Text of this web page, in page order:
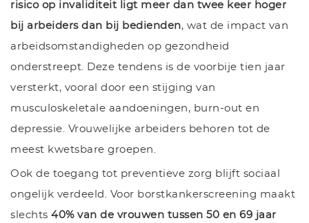
risico op invaliditeit ligt meer dan twee keer hoger
bij arbeiders dan bij bedienden, wat de impact van
arbeidsomstandigheden op gezondheid
onderstreept. Deze tendens is de voorbije tien jaar
versterkt, vooral door een stijging van
musculoskeletale aandoeningen, burn-out en
depressie. Vrouwelijke arbeiders behoren tot de
meest kwetsbare groepen.
Ook de toegang tot preventieve zorg blijft sociaal
ongelijk verdeeld. Voor borstkankerscreening maakt
slechts 40% van de vrouwen tussen 50 en 69 jaar